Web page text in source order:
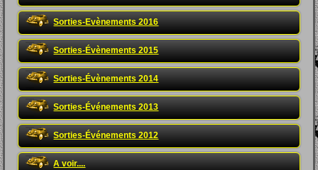
Sorties-Evènements 2016
Sorties-Évènements 2015
Sorties-Évènements 2014
Sorties-Événements 2013
Sorties-Événements 2012
A voir....